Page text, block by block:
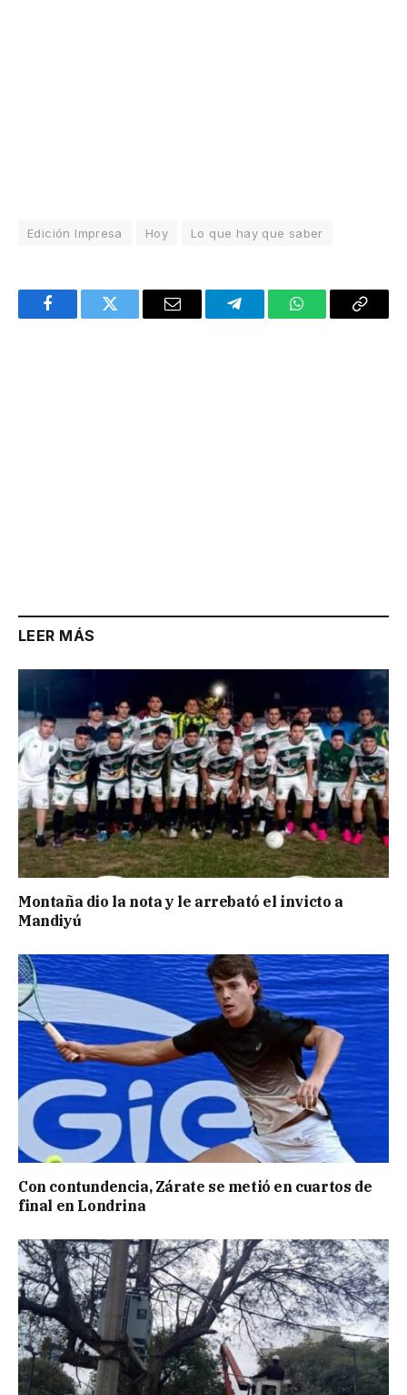
Edición Impresa Hoy Lo que hay que saber
FacebookTwitter Email TelegramWhatsAppCopy
LEER MÁS
Montaña dio la nota y le arrebató el invicto a
Mandiyú
Con contundencia, Zárate se metió en cuartos de
final en Londrina